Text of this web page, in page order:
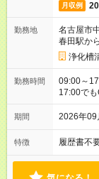
月収例
勤務地
名古屋市
春田駅か
浄化槽
勤務時間
09:00～
17:00でも
期間 2026年
特徴 履歴書不